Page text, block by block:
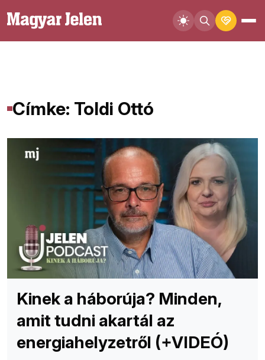
Címke: Toldi Ottó
Kinek a háborúja? Minden,
amit tudni akartál az
energiahelyzetről (+VIDEÓ)